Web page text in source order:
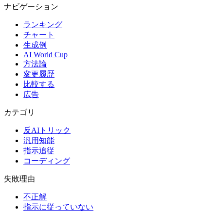
ナビゲーション
ランキング
チャート
生成例
AI World Cup
方法論
変更履歴
比較する
広告
カテゴリ
反AIトリック
汎用知能
指示追従
コーディング
失敗理由
不正解
指示に従っていない